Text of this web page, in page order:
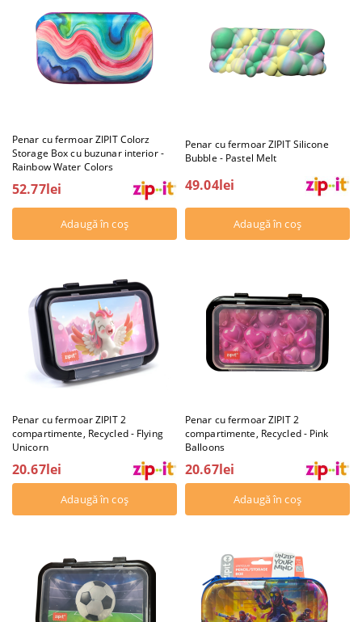
Penar cu fermoar ZIPIT Colorz
Storage Box cu buzunar interior -
Rainbow Water Colors
52.77lei
Penar cu fermoar ZIPIT Silicone
Bubble - Pastel Melt
49.04lei
Penar cu fermoar ZIPIT 2
compartimente, Recycled - Flying
Unicorn
20.67lei
Penar cu fermoar ZIPIT 2
compartimente, Recycled - Pink
Balloons
20.67lei